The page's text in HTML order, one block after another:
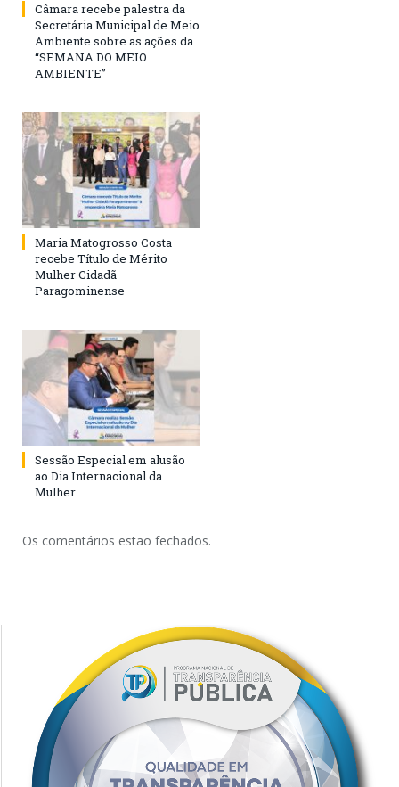
Câmara recebe palestra da
Secretária Municipal de Meio
Ambiente sobre as ações da
“SEMANA DO MEIO
AMBIENTE”
Maria Matogrosso Costa
recebe Título de Mérito
Mulher Cidadã
Paragominense
Sessão Especial em alusão
ao Dia Internacional da
Mulher
Os comentários estão fechados.